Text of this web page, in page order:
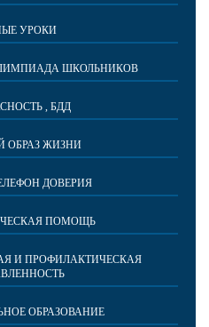
УРОКИ
ШКОЛЬНИКОВ
, БДД
ОБРАЗ ЖИЗНИ
ДОВЕРИЯ
ПОМОЩЬ
И ПРОФИЛАКТИЧЕСКАЯ
ОБРАЗОВАНИЕ